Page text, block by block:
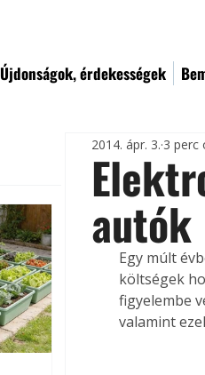
Újdonságok, érdekességek
autók
2014. ápr. 3. 3 perc
Egy múlt
költségek
figyelembe
valamint